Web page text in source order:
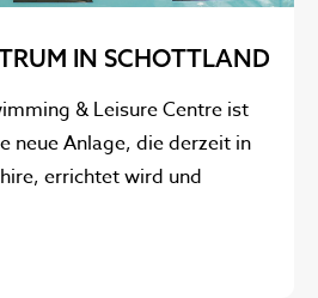
IN SCHOTTLAND
& Leisure Centre ist
neue Anlage, die derzeit in
errichtet wird und